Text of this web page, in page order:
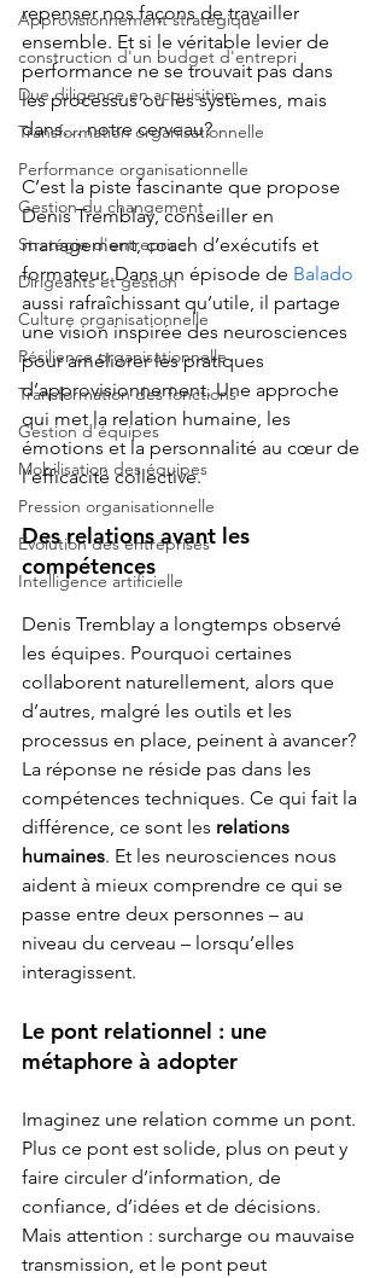
Approvisionnement stratégique
construction d'un budget d'entrepri
Due diligence en acquisition
Transformation organisationnelle
Performance organisationnelle
Gestion du changement
Stratégie d'entreprise
Dirigeants et gestion
Culture organisationnelle
Résilience organisationnelle
Transformation des fonctions
Gestion d'équipes
Mobilisation des équipes
Pression organisationnelle
Évolution des entreprises
Intelligence artificielle
repenser nos façons de travailler
ensemble. Et si le véritable levier de
performance ne se trouvait pas dans
les processus ou les systèmes, mais
dans… notre cerveau?
C’est la piste fascinante que propose
Denis Tremblay, conseiller en
management, coach d’exécutifs et
formateur. Dans un épisode de Balado
aussi rafraîchissant qu’utile, il partage
une vision inspirée des neurosciences
pour améliorer les pratiques
d’approvisionnement. Une approche
qui met la relation humaine, les
émotions et la personnalité au cœur de
l’efficacité collective.
Des relations avant les
compétences
Denis Tremblay a longtemps observé
les équipes. Pourquoi certaines
collaborent naturellement, alors que
d’autres, malgré les outils et les
processus en place, peinent à avancer?
La réponse ne réside pas dans les
compétences techniques. Ce qui fait la
différence, ce sont les relations
humaines. Et les neurosciences nous
aident à mieux comprendre ce qui se
passe entre deux personnes – au
niveau du cerveau – lorsqu’elles
interagissent.
Le pont relationnel : une
métaphore à adopter
Imaginez une relation comme un pont.
Plus ce pont est solide, plus on peut y
faire circuler d’information, de
confiance, d’idées et de décisions.
Mais attention : surcharge ou mauvaise
transmission, et le pont peut